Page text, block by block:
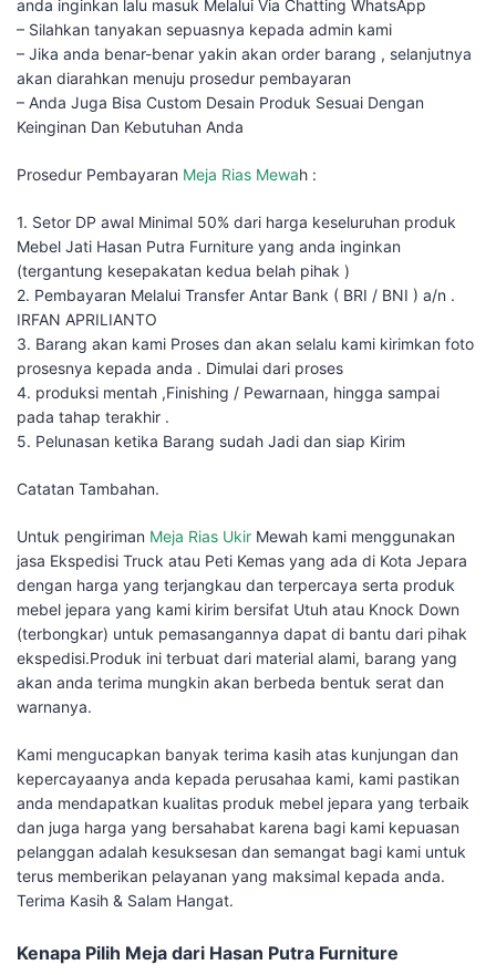
anda inginkan lalu masuk Melalui Via Chatting WhatsApp
– Silahkan tanyakan sepuasnya kepada admin kami
– Jika anda benar-benar yakin akan order barang , selanjutnya
akan diarahkan menuju prosedur pembayaran
– Anda Juga Bisa Custom Desain Produk Sesuai Dengan
Keinginan Dan Kebutuhan Anda
Prosedur Pembayaran Meja Rias Mewah :
1. Setor DP awal Minimal 50% dari harga keseluruhan produk
Mebel Jati Hasan Putra Furniture yang anda inginkan
(tergantung kesepakatan kedua belah pihak )
2. Pembayaran Melalui Transfer Antar Bank ( BRI / BNI ) a/n .
IRFAN APRILIANTO
3. Barang akan kami Proses dan akan selalu kami kirimkan foto
prosesnya kepada anda . Dimulai dari proses
4. produksi mentah ,Finishing / Pewarnaan, hingga sampai
pada tahap terakhir .
5. Pelunasan ketika Barang sudah Jadi dan siap Kirim
Catatan Tambahan.
Untuk pengiriman Meja Rias Ukir Mewah kami menggunakan
jasa Ekspedisi Truck atau Peti Kemas yang ada di Kota Jepara
dengan harga yang terjangkau dan terpercaya serta produk
mebel jepara yang kami kirim bersifat Utuh atau Knock Down
(terbongkar) untuk pemasangannya dapat di bantu dari pihak
ekspedisi.Produk ini terbuat dari material alami, barang yang
akan anda terima mungkin akan berbeda bentuk serat dan
warnanya.
Kami mengucapkan banyak terima kasih atas kunjungan dan
kepercayaanya anda kepada perusahaa kami, kami pastikan
anda mendapatkan kualitas produk mebel jepara yang terbaik
dan juga harga yang bersahabat karena bagi kami kepuasan
pelanggan adalah kesuksesan dan semangat bagi kami untuk
terus memberikan pelayanan yang maksimal kepada anda.
Terima Kasih & Salam Hangat.
Kenapa Pilih Meja dari Hasan Putra Furniture